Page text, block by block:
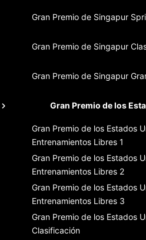
Gran Premio de Singapur
Gran Premio de Singapur
Gran Premio de Singapur
Gran Premio de los
Gran Premio de los Estados
Entrenamientos Libres 1
Gran Premio de los Estados
Entrenamientos Libres 2
Gran Premio de los Estados
Entrenamientos Libres 3
Gran Premio de los Estados
Clasificación